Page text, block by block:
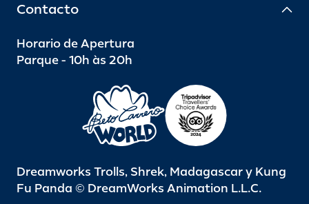
Contacto
Horario de Apertura
Parque - 10h às 20h
Dreamworks Trolls, Shrek, Madagascar y Kung
Fu Panda © DreamWorks Animation L.L.C.